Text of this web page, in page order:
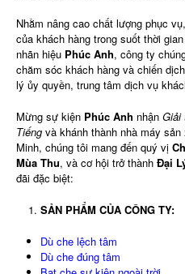
Nhằm nâng cao chất lượng phục
của khách hàng trong suốt thời
nhãn hiệu Phúc Anh, công ty
chăm sóc khách hàng và chiến
lý ủy quyền, trung tâm dịch vụ
Mừng sự kiện Phúc Anh nhận Giải
Tiếng và khánh thành nhà máy
Minh, chúng tôi mang đến quý vị
Mùa Thu, và cơ hội trở thành Đại
đãi đặc biệt:
SẢN PHẨM CỦA CÔNG TY:
Dù che lệch tâm
Dù che đúng tâm